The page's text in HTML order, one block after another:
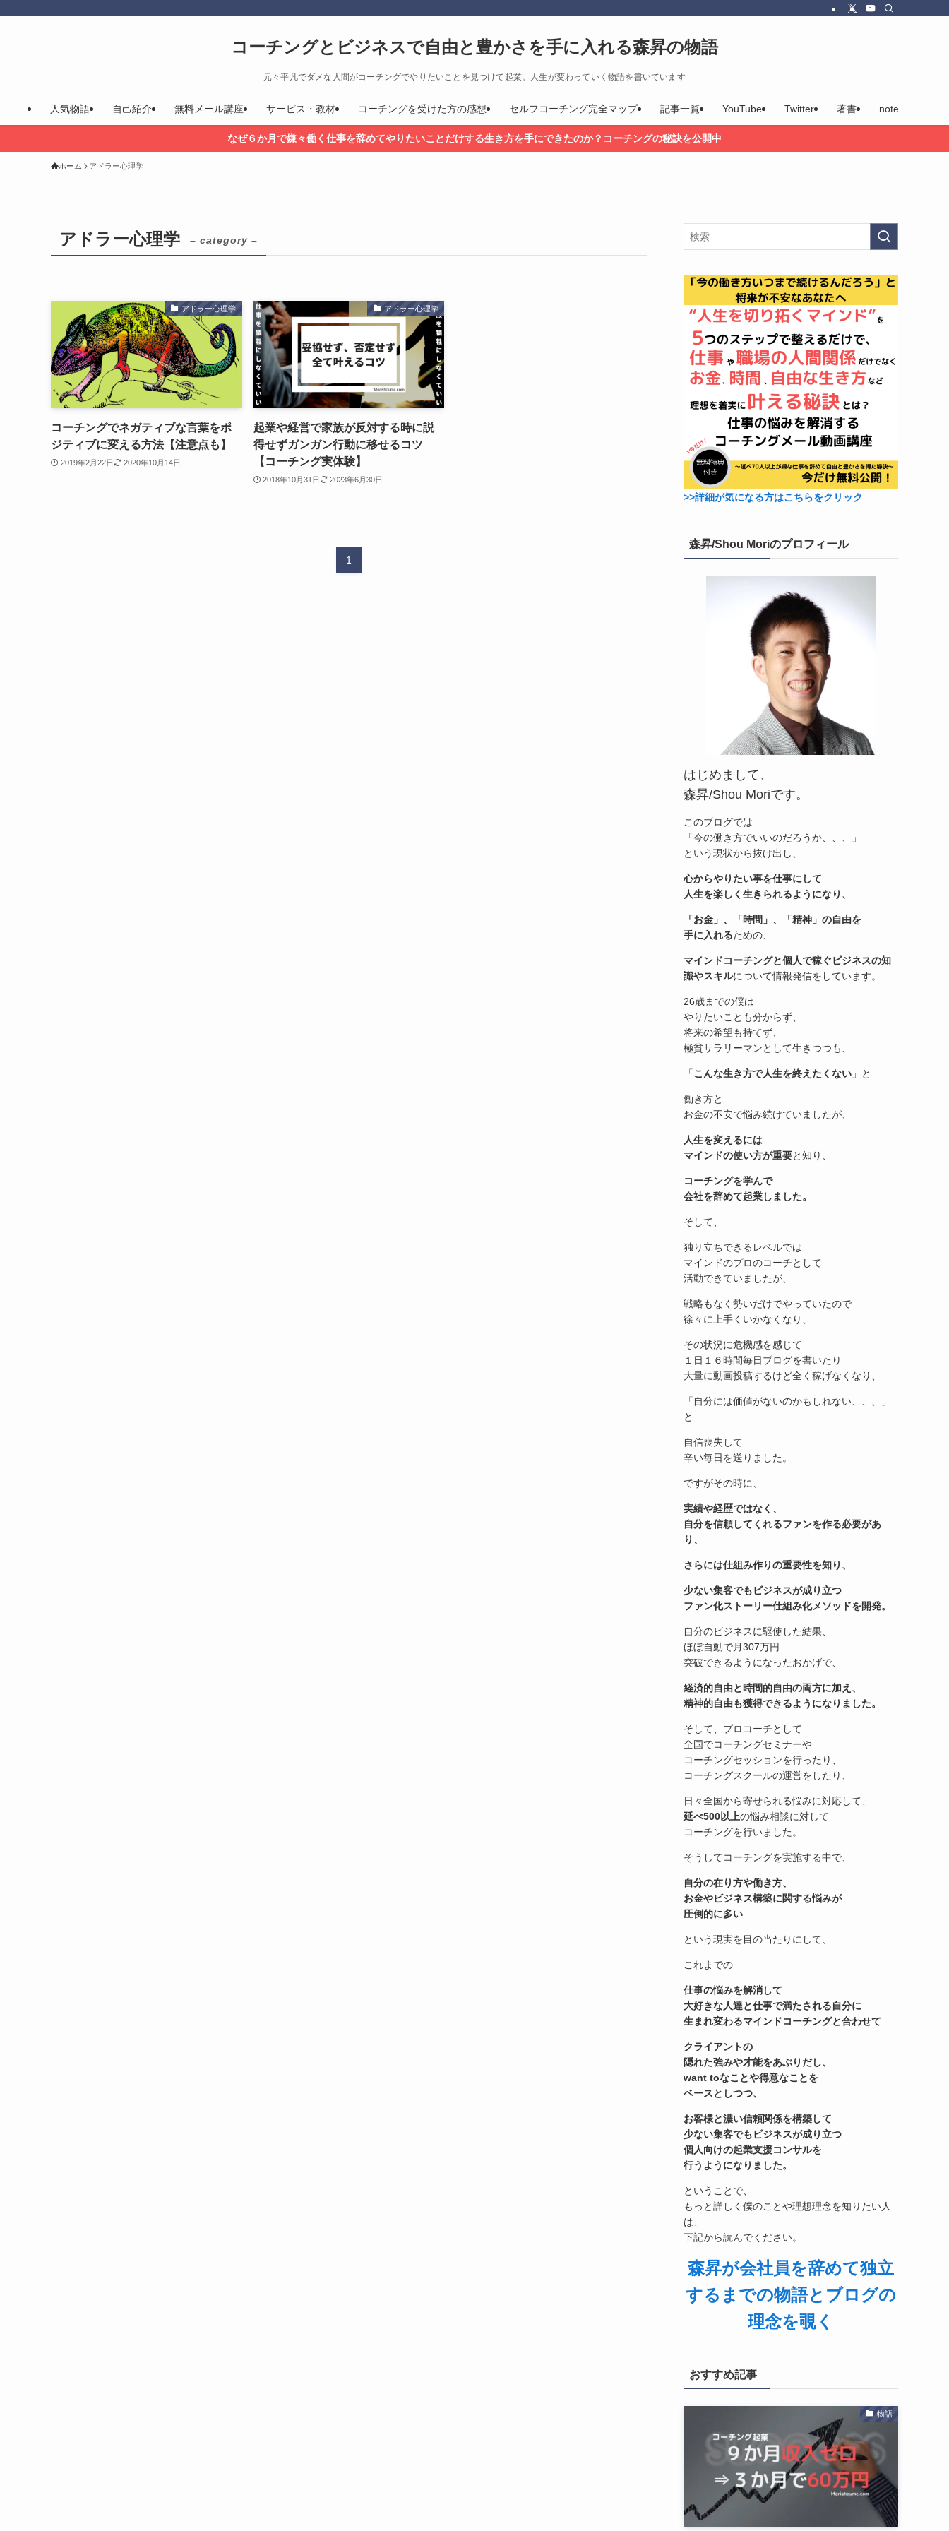
コーチングとビジネスで自由と豊かさを手に入れる森昇の物語
元々平凡でダメな人間がコーチングでやりたいことを見つけて起業。人生が変わっていく物語を書いています
人気物語 自己紹介 無料メール講座 サービス・教材 コーチングを受けた方の感想 セルフコーチング完全マップ 記事一覧 YouTube Twitter 著書 note
なぜ６か月で嫌々働く仕事を辞めてやりたいことだけする生き方を手にできたのか？コーチングの秘訣を公開中
ホーム アドラー心理学
アドラー心理学 – category –
アドラー心理学
コーチングでネガティブな言葉をポ
ジティブに変える方法【注意点も】
2019年2月22日 2020年10月14日
アドラー心理学
起業や経営で家族が反対する時に説
得せずガンガン行動に移せるコツ
【コーチング実体験】
2018年10月31日 2023年6月30日
1
>>詳細が気になる方はこちらをクリック
森昇/Shou Moriのプロフィール
はじめまして、
森昇/Shou Moriです。
このブログでは
「今の働き方でいいのだろうか、、、」
という現状から抜け出し、
心からやりたい事を仕事にして
人生を楽しく生きられるようになり、
「お金」、「時間」、「精神」の自由を
手に入れるための、
マインドコーチングと個人で稼ぐビジネスの知
識やスキルについて情報発信をしています。
26歳までの僕は
やりたいことも分からず、
将来の希望も持てず、
極貧サラリーマンとして生きつつも、
「こんな生き方で人生を終えたくない 」と
働き方と
お金の不安で悩み続けていましたが、
人生を変えるには
マインドの使い方が重要と知り、
コーチングを学んで
会社を辞めて起業しました。
そして、
独り立ちできるレベルでは
マインドのプロのコーチとして
活動できていましたが、
戦略もなく勢いだけでやっていたので
徐々に上手くいかなくなり、
その状況に危機感を感じて
１日１６時間毎日ブログを書いたり
大量に動画投稿するけど全く稼げなくなり、
「自分には価値がないのかもしれない、、、」
と
自信喪失して
辛い毎日を送りました。
ですがその時に、
実績や経歴ではなく、
自分を信頼してくれるファンを作る必要があ
り、
さらには仕組み作りの重要性を知り、
少ない集客でもビジネスが成り立つ
ファン化ストーリー仕組み化メソッドを開発。
自分のビジネスに駆使した結果、
ほぼ自動で月307万円
突破できるようになったおかげで、
経済的自由と時間的自由の両方に加え、
精神的自由も獲得できるようになりました。
そして、プロコーチとして
全国でコーチングセミナーや
コーチングセッションを行ったり、
コーチングスクールの運営をしたり、
日々全国から寄せられる悩みに対応して、
延べ500以上の悩み相談に対して
コーチングを行いました。
そうしてコーチングを実施する中で、
自分の在り方や働き方、
お金やビジネス構築に関する悩みが
圧倒的に多い
という現実を目の当たりにして、
これまでの
仕事の悩みを解消して
大好きな人達と仕事で満たされる自分に
生まれ変わるマインドコーチングと合わせて
クライアントの
隠れた強みや才能をあぶりだし、
want toなことや得意なことを
ベースとしつつ、
お客様と濃い信頼関係を構築して
少ない集客でもビジネスが成り立つ
個人向けの起業支援コンサルを
行うようになりました。
ということで、
もっと詳しく僕のことや理想理念を知りたい人
は、
下記から読んでください。
森昇が会社員を辞めて独立
するまでの物語とブログの
理念を覗く
おすすめ記事
物語